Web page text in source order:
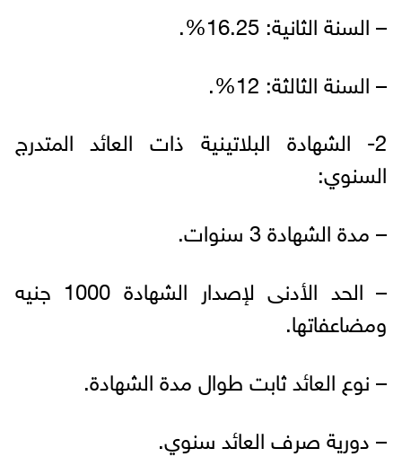
– السنة الثانية: 16.25%.
– السنة الثالثة: 12%.
2- الشهادة البلاتينية ذات العائد المتدرج
السنوي:
– مدة الشهادة 3 سنوات.
– الحد الأدنى لإصدار الشهادة 1000 جنيه
ومضاعفاتها.
– نوع العائد ثابت طوال مدة الشهادة.
– دورية صرف العائد سنوي.